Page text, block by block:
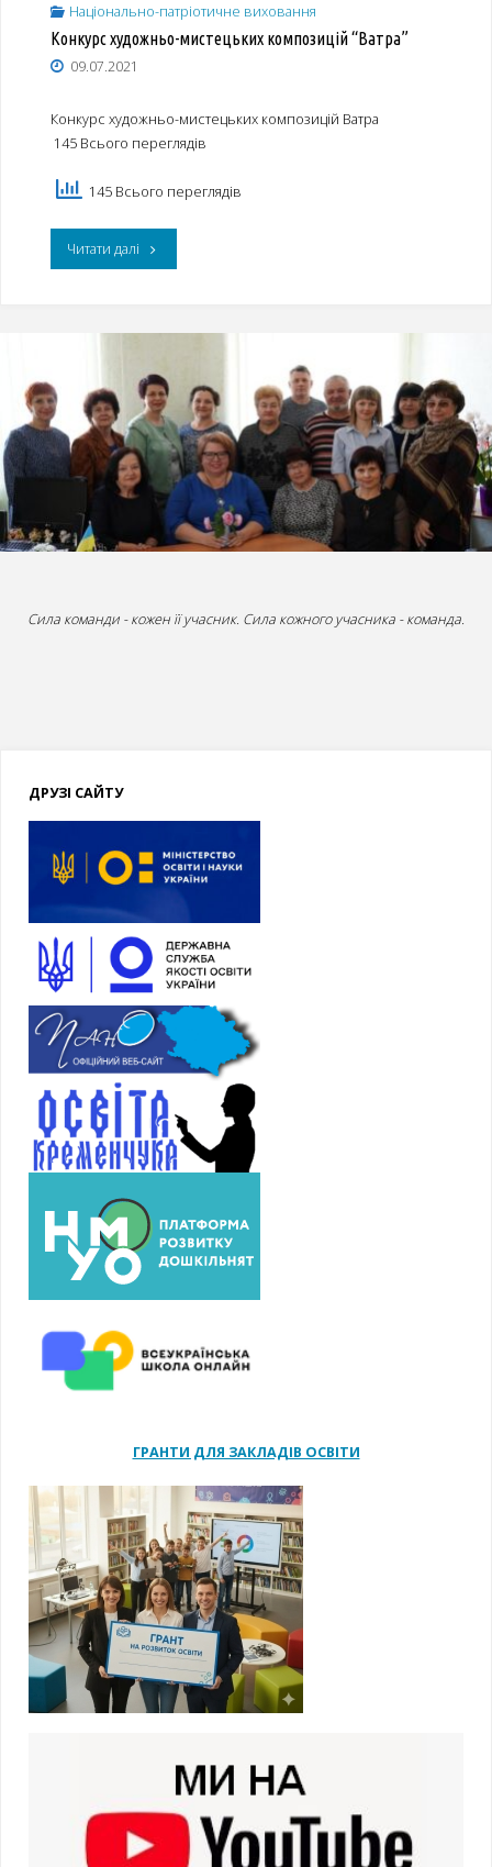
патріотичного
Національно-патріотичне виховання
Конкурс художньо-мистецьких композицій “Ватра”
09.07.2021
Конкурс художньо-мистецьких композицій Ватра
145 Всього переглядів
145 Всього переглядів
Читати далі"Конкурс
мистецьких
композицій
“Ватра”"
Сила команди - кожен її учасник. Сила кожного учасника - команда.
ДРУЗІ САЙТУ
ГРАНТИ ДЛЯ ЗАКЛАДІВ ОСВІТИ